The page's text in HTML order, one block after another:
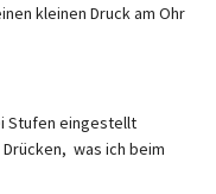
kleinen Druck am Ohr
Stufen eingestellt
was ich beim